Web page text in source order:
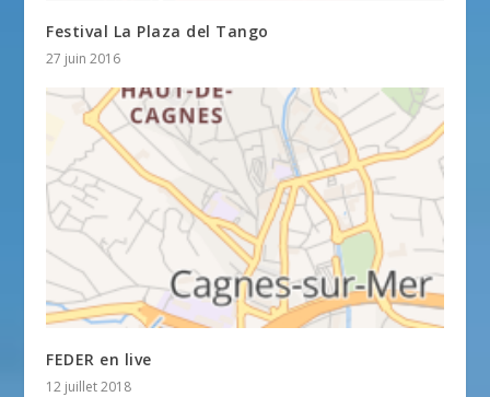
Festival La Plaza del Tango
27 juin 2016
FEDER en live
12 juillet 2018